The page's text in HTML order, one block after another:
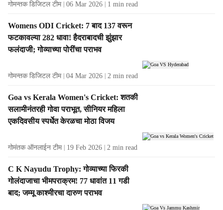
गोमन्तक डिजिटल टीम 06 Mar 2026 1 min read
Womens ODI Cricket: 7 बाद 137 वरून
फटकावल्या 282 धावा! हैदराबादची झुंझार
फलंदाजी; गोव्याच्या पोरींचा पराभव
गोमन्तक डिजिटल टीम 04 Mar 2026 2 min read
Goa vs Kerala Women's Cricket: शतकी
सलामीनंतरही गोवा पराभूत, सीनियर महिला
एकदिवसीय स्पर्धेत केरळचा मोठा विजय
गोमंतक ऑनलाईन टीम 19 Feb 2026 2 min read
C K Nayudu Trophy: गोव्याच्या फिरकी
गोलंदाजाचा भीमपराक्रम! 77 धावांत 11 गडी
बाद; जम्मू काश्मीरचा दारुण पराभव